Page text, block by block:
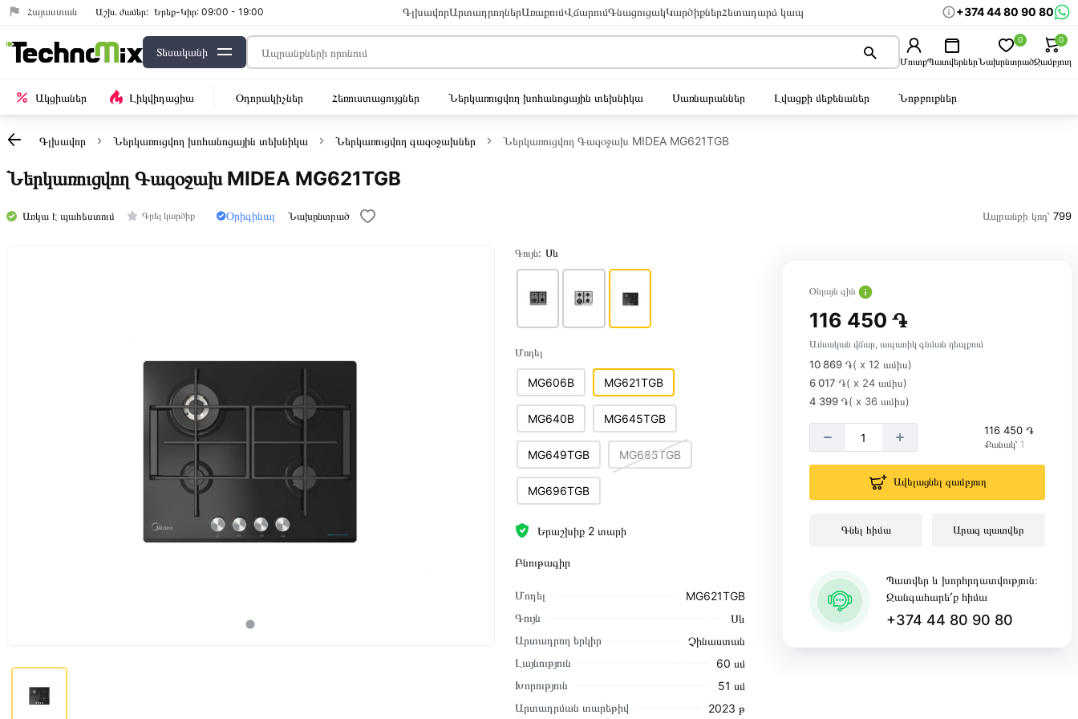
Հայաստան Աշխ․ ժամեր: Երեք-Կիր: 09:00 - 19:00 ԳլխավորԱրտադրողներԱռաքումՎճարումԳնացուցակԿարծիքներՀետադարձ կապ +374 44 80 90 80
Տեսականի
ՄուտքՊատվերներՆախընտրած
0
Զամբյուղ
0
Ակցիաներ Լիկվիդացիա Օդորակիչներ Հեռուստացույցներ Ներկառուցվող խոհանոցային տեխնիկա Սառնարաններ Լվացքի մեքենաներ Նոթբուքներ
Գլխավոր Ներկառուցվող խոհանոցային տեխնիկա Ներկառուցվող գազօջախներ Ներկառուցվող Գազօջախ MIDEA MG621TGB
Ներկառուցվող Գազօջախ MIDEA MG621TGB
Առկա է պահեստում Գրել կարծիք Օրիգինալ Նախընտրած Ապրանքի կոդ՝ 799
Գույն: Սև
Մոդել
MG606B MG621TGB
MG640B MG645TGB
MG649TGB MG685TGB
MG696TGB
Երաշխիք 2 տարի
Բնութագիր
Մոդել
MG621TGB
Գույն
Սև
Արտադրող երկիր
Չինաստան
Լայնություն
60 սմ
Խորություն
51 սմ
Արտադրման տարեթիվ
2023 թ
Օնլայն գին
116 450 ֏
Ամսական վճար, ապառիկ գնման դեպքում
10 869 ֏( x 12 ամիս)
6 017 ֏( x 24 ամիս)
4 399 ֏( x 36 ամիս)
116 450 ֏
Քանակ՝ 1
Ավելացնել զամբյուղ
Գնել հիմա Արագ պատվեր
Պատվեր և խորհրդատվություն։
Զանգահարե՛ք հիմա
+374 44 80 90 80